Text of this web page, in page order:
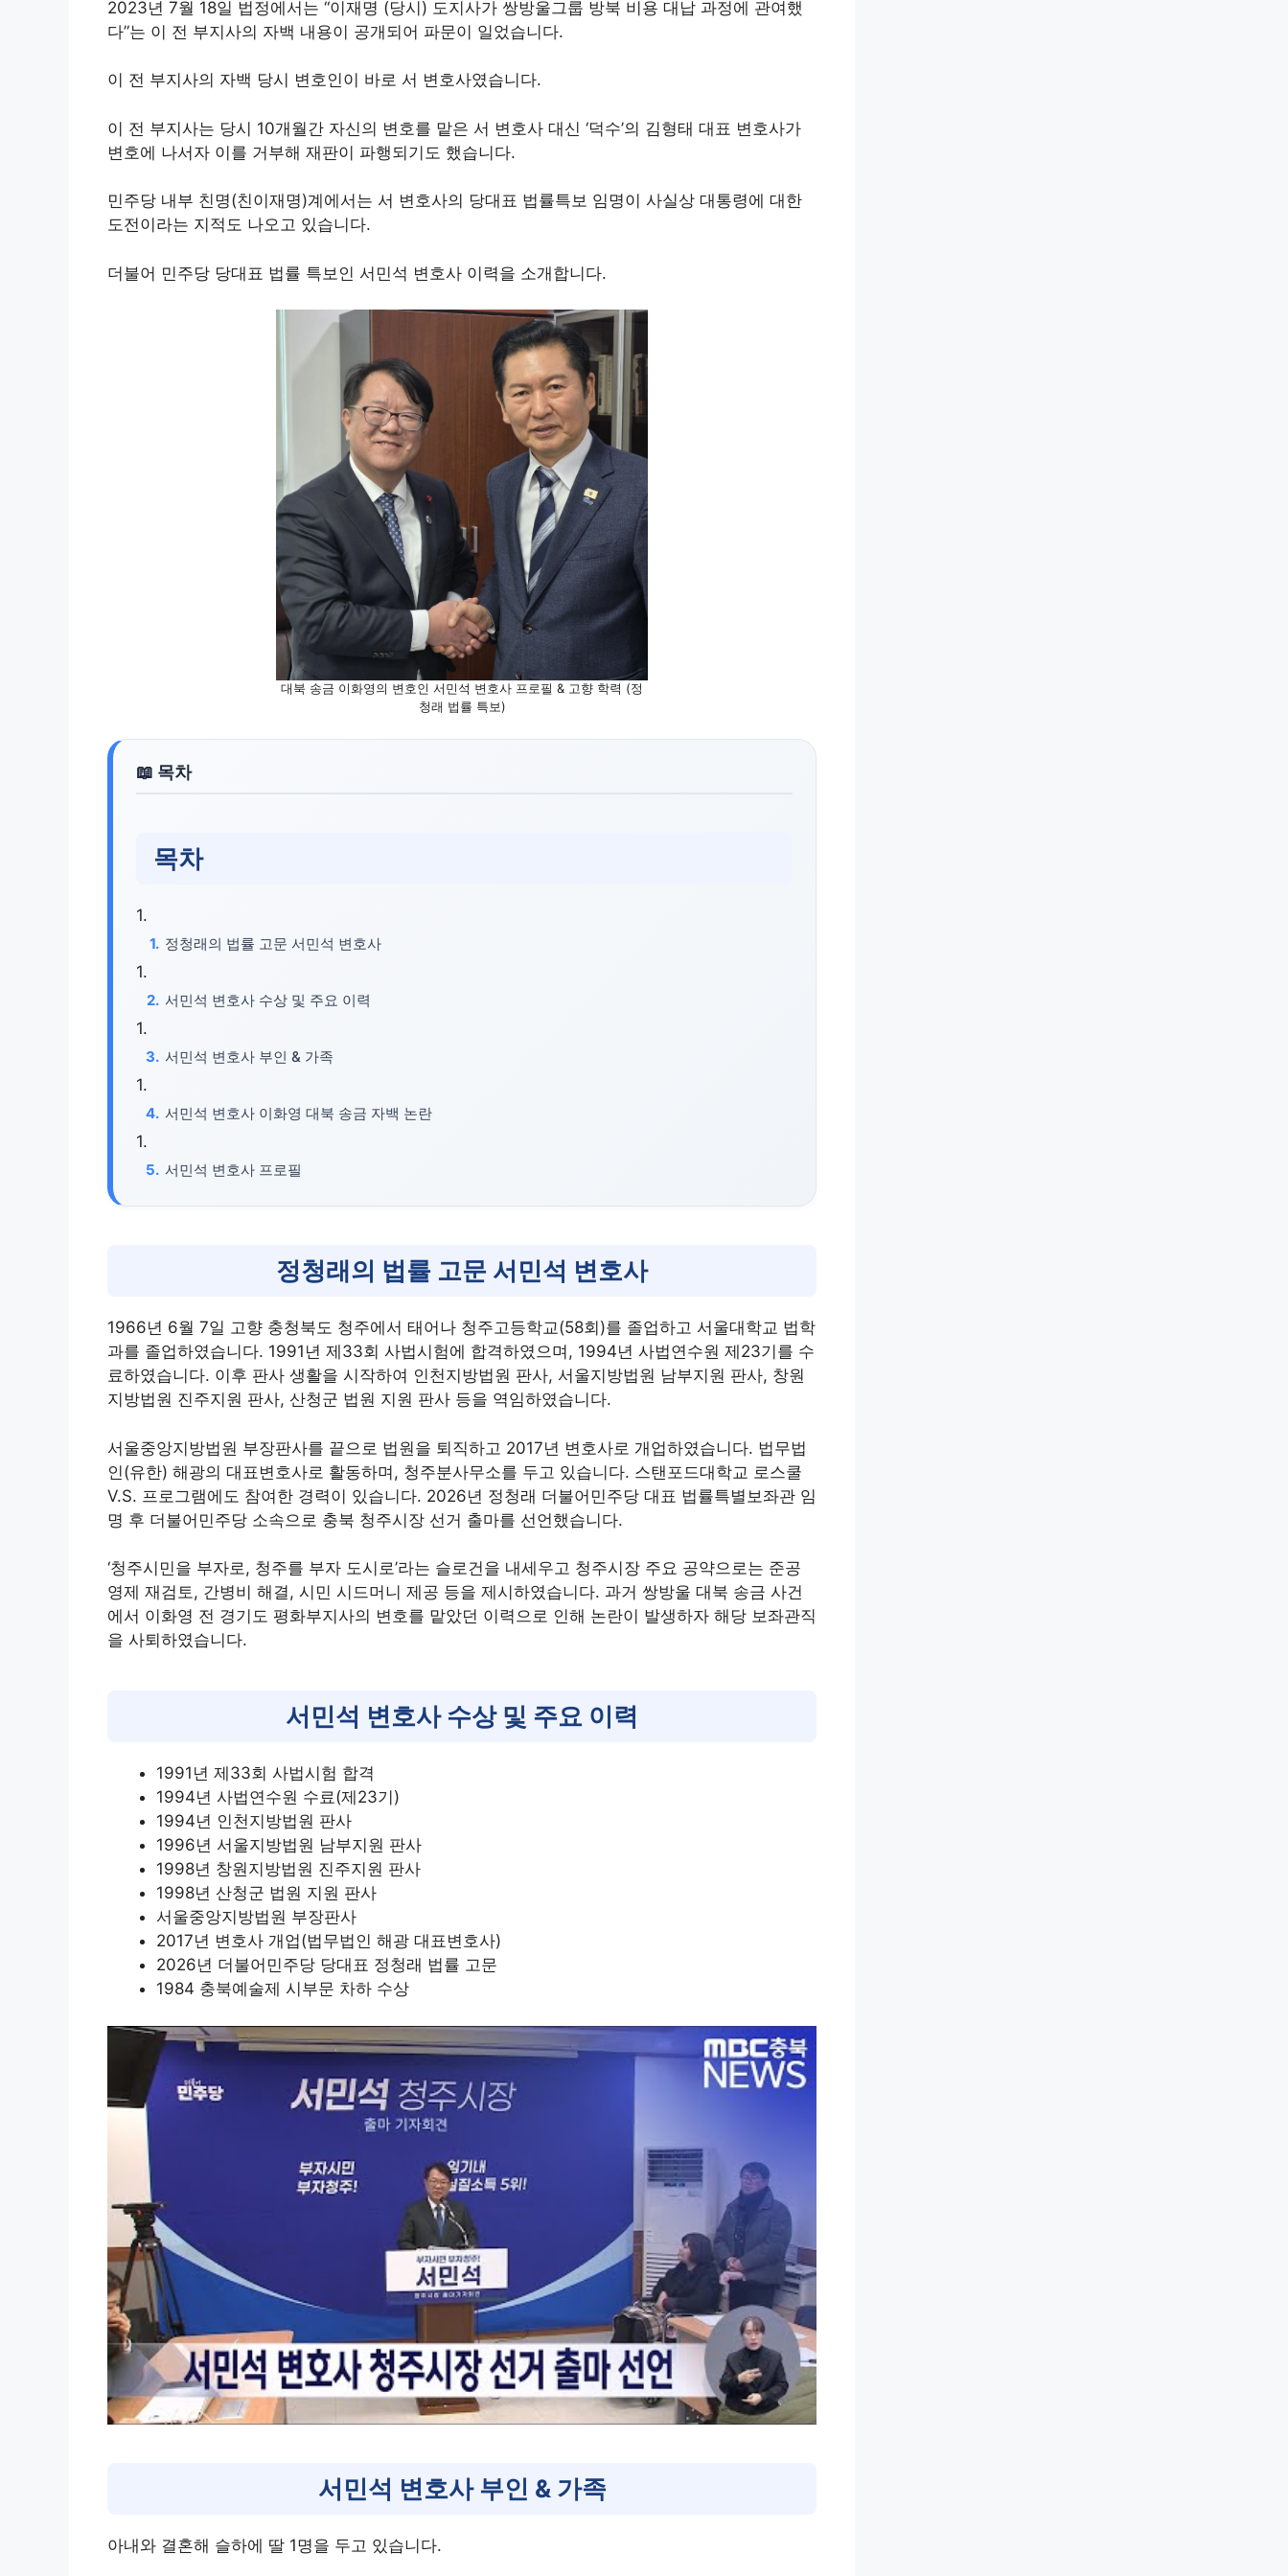
2023년 7월 18일 법정에서는 “이재명 (당시) 도지사가 쌍방울그룹 방북 비용 대납 과정에 관여했
다”는 이 전 부지사의 자백 내용이 공개되어 파문이 일었습니다.
이 전 부지사의 자백 당시 변호인이 바로 서 변호사였습니다.
이 전 부지사는 당시 10개월간 자신의 변호를 맡은 서 변호사 대신 ‘덕수’의 김형태 대표 변호사가
변호에 나서자 이를 거부해 재판이 파행되기도 했습니다.
민주당 내부 친명(친이재명)계에서는 서 변호사의 당대표 법률특보 임명이 사실상 대통령에 대한
도전이라는 지적도 나오고 있습니다.
더불어 민주당 당대표 법률 특보인 서민석 변호사 이력을 소개합니다.
대북 송금 이화영의 변호인 서민석 변호사 프로필 & 고향 학력 (정
청래 법률 특보)
목차
정청래의 법률 고문 서민석 변호사
서민석 변호사 수상 및 주요 이력
서민석 변호사 부인 & 가족
서민석 변호사 이화영 대북 송금 자백 논란
서민석 변호사 프로필
정청래의 법률 고문 서민석 변호사
1966년 6월 7일 고향 충청북도 청주에서 태어나 청주고등학교(58회)를 졸업하고 서울대학교 법학
과를 졸업하였습니다. 1991년 제33회 사법시험에 합격하였으며, 1994년 사법연수원 제23기를 수
료하였습니다. 이후 판사 생활을 시작하여 인천지방법원 판사, 서울지방법원 남부지원 판사, 창원
지방법원 진주지원 판사, 산청군 법원 지원 판사 등을 역임하였습니다.
서울중앙지방법원 부장판사를 끝으로 법원을 퇴직하고 2017년 변호사로 개업하였습니다. 법무법
인(유한) 해광의 대표변호사로 활동하며, 청주분사무소를 두고 있습니다. 스탠포드대학교 로스쿨
V.S. 프로그램에도 참여한 경력이 있습니다. 2026년 정청래 더불어민주당 대표 법률특별보좌관 임
명 후 더불어민주당 소속으로 충북 청주시장 선거 출마를 선언했습니다.
‘청주시민을 부자로, 청주를 부자 도시로’라는 슬로건을 내세우고 청주시장 주요 공약으로는 준공
영제 재검토, 간병비 해결, 시민 시드머니 제공 등을 제시하였습니다. 과거 쌍방울 대북 송금 사건
에서 이화영 전 경기도 평화부지사의 변호를 맡았던 이력으로 인해 논란이 발생하자 해당 보좌관직
을 사퇴하였습니다.
서민석 변호사 수상 및 주요 이력
1991년 제33회 사법시험 합격
1994년 사법연수원 수료(제23기)
1994년 인천지방법원 판사
1996년 서울지방법원 남부지원 판사
1998년 창원지방법원 진주지원 판사
1998년 산청군 법원 지원 판사
서울중앙지방법원 부장판사
2017년 변호사 개업(법무법인 해광 대표변호사)
2026년 더불어민주당 당대표 정청래 법률 고문
1984 충북예술제 시부문 차하 수상
서민석 변호사 부인 & 가족
아내와 결혼해 슬하에 딸 1명을 두고 있습니다.